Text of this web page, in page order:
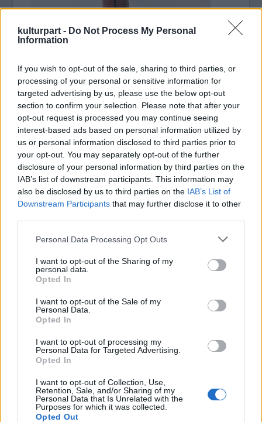
kulturpart - Do Not Process My Personal
Information
If you wish to opt-out of the sale, sharing to third parties, or
processing of your personal or sensitive information for
targeted advertising by us, please use the below opt-out
section to confirm your selection. Please note that after your
opt-out request is processed you may continue seeing
interest-based ads based on personal information utilized by
us or personal information disclosed to third parties prior to
your opt-out. You may separately opt-out of the further
disclosure of your personal information by third parties on the
IAB’s list of downstream participants. This information may
also be disclosed by us to third parties on the IAB’s List of
Downstream Participants that may further disclose it to other
Please note that this website/app uses one or more Google
not limited to your visit or usage behaviour. You may click to
grant or deny consent to Google and its third-party tags to
use your data for below specified purposes in below Google
consent section.
Personal Data Processing Opt Outs
I want to opt-out of the Sharing of my
personal data.
Opted In
I want to opt-out of the Sale of my
Personal Data.
Opted In
I want to opt-out of processing my
Personal Data for Targeted Advertising.
Opted In
I want to opt-out of Collection, Use,
Retention, Sale, and/or Sharing of my
Personal Data that Is Unrelated with the
Purposes for which it was collected.
Opted Out